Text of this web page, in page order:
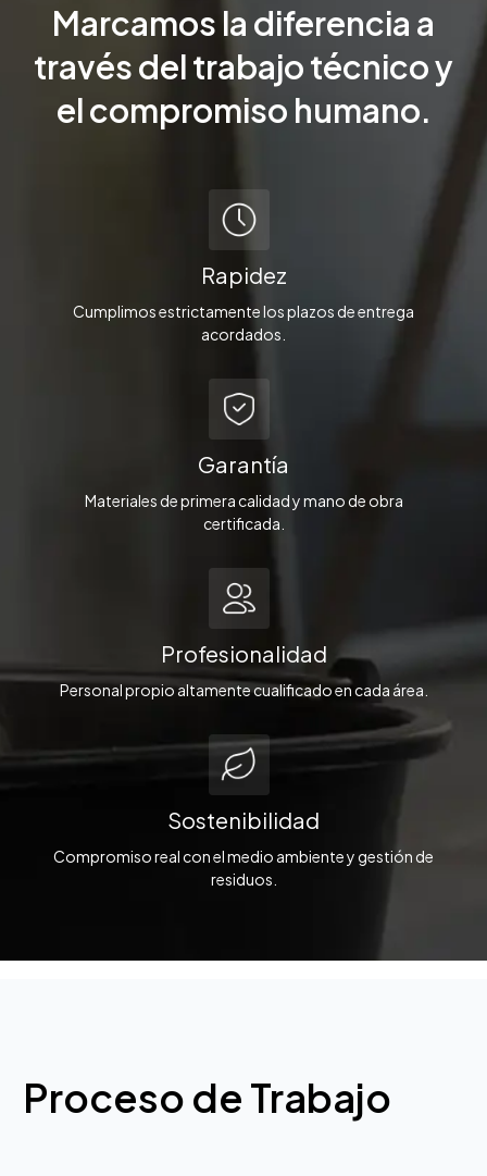
Marcamos la diferencia a
través del trabajo técnico y
el compromiso humano.
Rapidez
Cumplimos estrictamente los plazos de entrega
acordados.
Garantía
Materiales de primera calidad y mano de obra
certificada.
Profesionalidad
Personal propio altamente cualificado en cada área.
Sostenibilidad
Compromiso real con el medio ambiente y gestión de
residuos.
Proceso de Trabajo